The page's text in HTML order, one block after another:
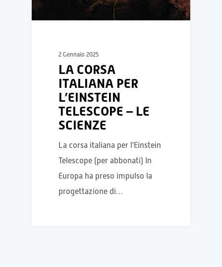
2 Gennaio 2025
LA CORSA
ITALIANA PER
L’EINSTEIN
TELESCOPE – LE
SCIENZE
La corsa italiana per l'Einstein
Telescope (per abbonati) In
Europa ha preso impulso la
progettazione di…